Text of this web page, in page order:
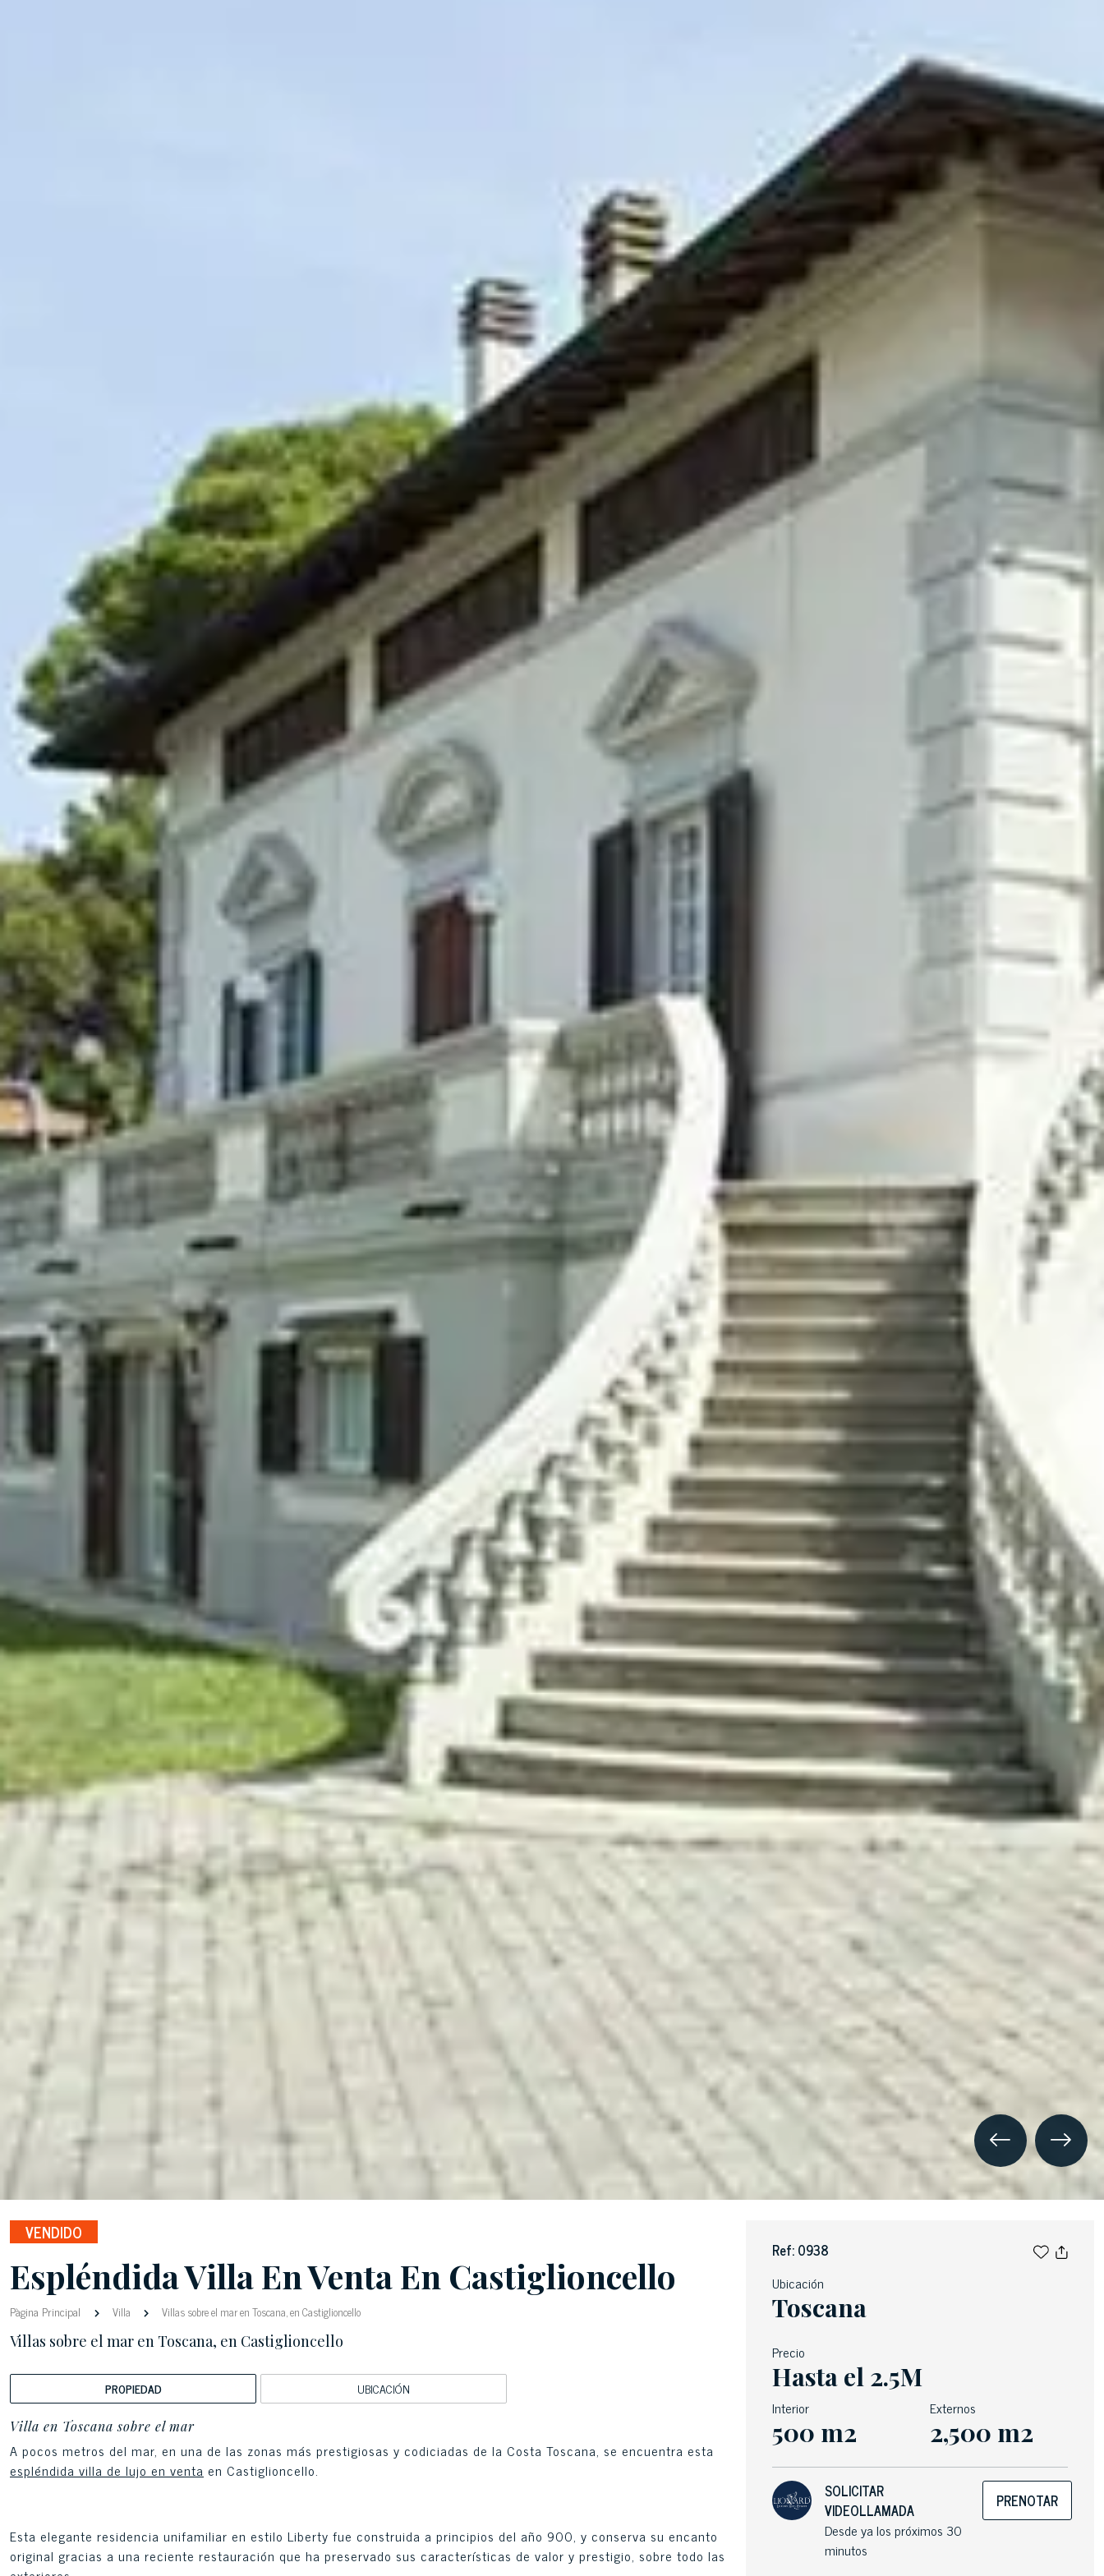
VENDIDO
Espléndida Villa En Venta En Castiglioncello
Pàgina Principal Villa Villas sobre el mar en Toscana, en Castiglioncello
Villas sobre el mar en Toscana, en Castiglioncello
PROPIEDAD UBICACIÓN
Villa en Toscana sobre el mar
A pocos metros del mar, en una de las zonas más prestigiosas y codiciadas de la Costa Toscana, se encuentra esta
espléndida villa de lujo en venta en Castiglioncello.
Esta elegante residencia unifamiliar en estilo Liberty fue construida a principios del año 900, y conserva su encanto
original gracias a una reciente restauración que ha preservado sus características de valor y prestigio, sobre todo las
Ref: 0938
Ubicación
Toscana
Precio
Hasta el 2.5M
Interior
500 m2
Externos
2,500 m2
SOLICITAR
VIDEOLLAMADA
Desde ya los próximos 30
minutos
PRENOTAR